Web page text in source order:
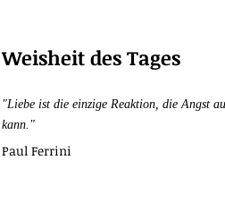
Weisheit des Tages
"Liebe ist die einzige Reaktion, die Angst
kann."
Paul Ferrini